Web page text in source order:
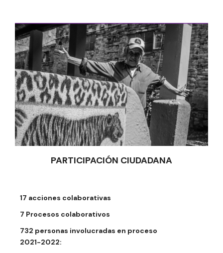
PARTICIPACIÓN CIUDADANA
17 acciones colaborativas
7 Procesos colaborativos
732 personas involucradas en proceso
2021-2022: